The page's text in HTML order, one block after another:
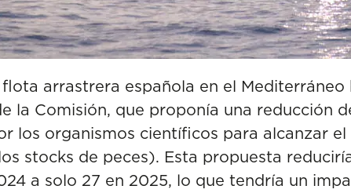
flota arrastrera española en el
la Comisión, que proponía una reducción
los organismos científicos para alcanzar
stocks de peces). Esta propuesta
a solo 27 en 2025, lo que tendría un